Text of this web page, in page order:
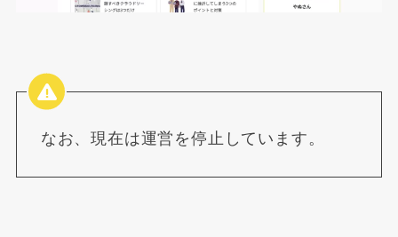
なお、現在は運営を停止しています。